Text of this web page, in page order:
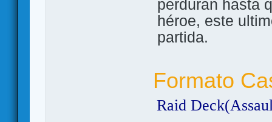
perduran hasta
héroe, este
partida.
Formato
Raid